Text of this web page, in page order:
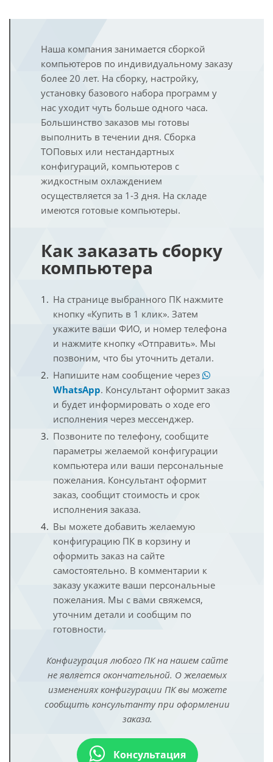
Наша компания занимается сборкой
компьютеров по индивидуальному заказу
более 20 лет. На сборку, настройку,
установку базового набора программ у
нас уходит чуть больше одного часа.
Большинство заказов мы готовы
выполнить в течении дня. Сборка
ТОПовых или нестандартных
конфигураций, компьютеров с
жидкостным охлаждением
осуществляется за 1-3 дня. На складе
имеются готовые компьютеры.
Как заказать сборку
компьютера
На странице выбранного ПК нажмите
кнопку «Купить в 1 клик». Затем
укажите ваши ФИО, и номер телефона
и нажмите кнопку «Отправить». Мы
позвоним, что бы уточнить детали.
Напишите нам сообщение через
WhatsApp. Консультант оформит заказ
и будет информировать о ходе его
исполнения через мессенджер.
Позвоните по телефону, сообщите
параметры желаемой конфигурации
компьютера или ваши персональные
пожелания. Консультант оформит
заказ, сообщит стоимость и срок
исполнения заказа.
Вы можете добавить желаемую
конфигурацию ПК в корзину и
оформить заказ на сайте
самостоятельно. В комментарии к
заказу укажите ваши персональные
пожелания. Мы с вами свяжемся,
уточним детали и сообщим по
готовности.
Конфигурация любого ПК на нашем сайте
не является окончательной. О желаемых
изменениях конфигурации ПК вы можете
сообщить консультанту при оформлении
заказа.
Консультация